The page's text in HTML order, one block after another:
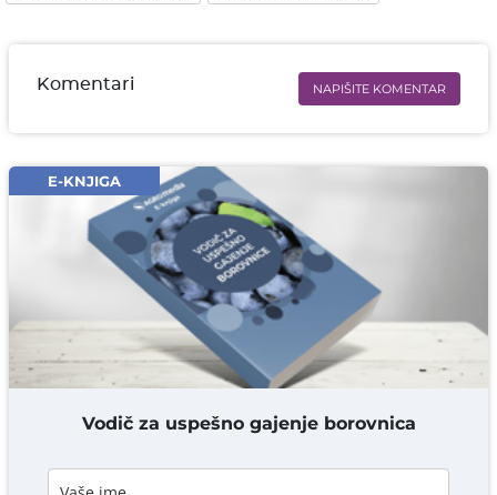
Komentari NAPIŠITE KOMENTAR
Email* obavezno
Komentar* obavezno
DODAJ KOMENTAR
E-KNJIGA
Vodič za uspešno gajenje borovnica